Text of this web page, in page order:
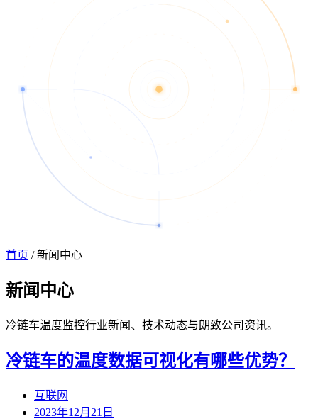
首页 / 新闻中心
新闻 中心
冷链车温度监控行业新闻、技术动态与朗致公司资讯。
冷链车的温度数据可视化有哪些优势？
互联网
2023年12月21日